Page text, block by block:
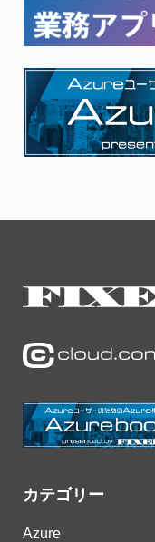
カテゴリー
Azure